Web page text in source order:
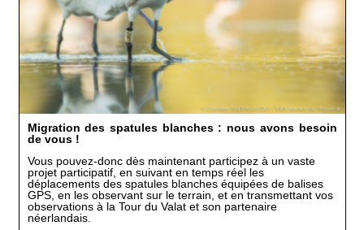
Migration des spatules blanches : nous avons besoin
de vous !
Vous pouvez-donc dès maintenant participez à un vaste
projet participatif, en suivant en temps réel les
déplacements des spatules blanches équipées de balises
GPS, en les observant sur le terrain, et en transmettant vos
observations à la Tour du Valat et son partenaire
néerlandais.